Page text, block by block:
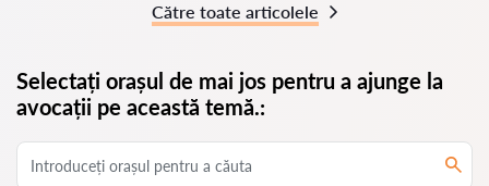
Către toate articolele
Selectați orașul de mai jos pentru a ajunge la
avocații pe această temă.: